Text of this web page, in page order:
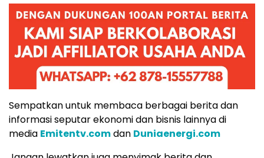
Sempatkan untuk membaca berbagai berita dan
informasi seputar ekonomi dan bisnis lainnya di
media Emitentv.comdan Duniaenergi.com